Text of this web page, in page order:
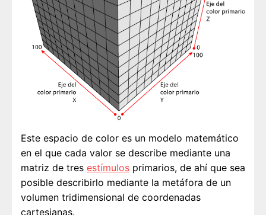
Este espacio de color es un modelo matemático
en el que cada valor se describe mediante una
matriz de tres estímulos primarios, de ahí que sea
posible describirlo mediante la metáfora de un
volumen tridimensional de coordenadas
cartesianas.